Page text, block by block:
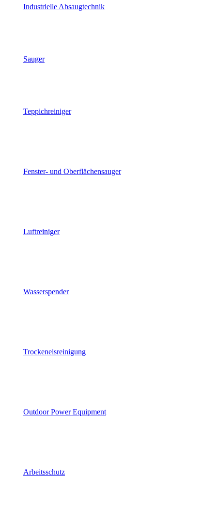
Industrielle Absaugtechnik
Sauger
Teppichreiniger
Fenster- und Oberflächensauger
Luftreiniger
Wasserspender
Trockeneisreinigung
Outdoor Power Equipment
Arbeitsschutz